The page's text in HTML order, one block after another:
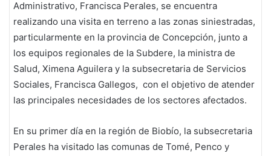
Administrativo, Francisca Perales, se encuentra
realizando una visita en terreno a las zonas siniestradas,
particularmente en la provincia de Concepción, junto a
los equipos regionales de la Subdere, la ministra de
Salud, Ximena Aguilera y la subsecretaria de Servicios
Sociales, Francisca Gallegos, con el objetivo de atender
las principales necesidades de los sectores afectados.
En su primer día en la región de Biobío, la subsecretaria
Perales ha visitado las comunas de Tomé, Penco y